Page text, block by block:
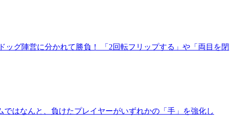
グ陣営に分かれて勝負！ 「2回転フリップする」や「両目を閉
はなんと、負けたプレイヤーがいずれかの「手」を強化し